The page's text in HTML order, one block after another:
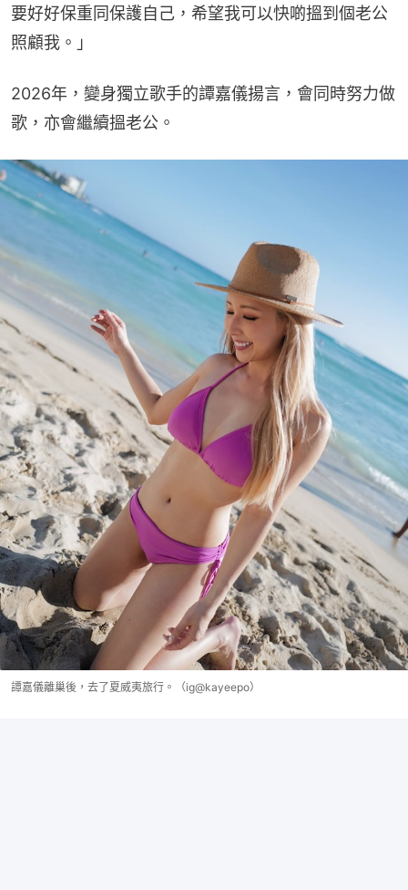
要好好保重同保護自己，希望我可以快啲搵到個老公
照顧我。」
2026年，變身獨立歌手的譚嘉儀揚言，會同時努力做
歌，亦會繼續搵老公。
譚嘉儀離巢後，去了夏威夷旅行。（ig@kayeepo）